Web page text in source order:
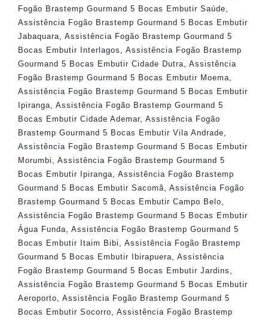
Fogão Brastemp Gourmand 5 Bocas Embutir Saúde
Assistência Fogão Brastemp Gourmand 5 Bocas Embutir
Jabaquara
Assistência Fogão Brastemp Gourmand 5
Bocas Embutir Interlagos
Assistência Fogão Brastemp
Gourmand 5 Bocas Embutir Cidade Dutra
Assistência
Fogão Brastemp Gourmand 5 Bocas Embutir Moema
Assistência Fogão Brastemp Gourmand 5 Bocas Embutir
Ipiranga
Assistência Fogão Brastemp Gourmand 5
Bocas Embutir Cidade Ademar, Assistência Fogão
Brastemp Gourmand 5 Bocas Embutir Vila Andrade
Assistência Fogão Brastemp Gourmand 5 Bocas Embutir
Morumbi
Assistência Fogão Brastemp Gourmand 5
Bocas Embutir Ipiranga
Assistência Fogão Brastemp
Gourmand 5 Bocas Embutir Sacomã
Assistência Fogão
Brastemp Gourmand 5 Bocas Embutir Campo Belo
Assistência Fogão Brastemp Gourmand 5 Bocas Embutir
Água Funda
Assistência Fogão Brastemp Gourmand 5
Bocas Embutir Itaim Bibi
Assistência Fogão Brastemp
Gourmand 5 Bocas Embutir Ibirapuera
Assistência
Fogão Brastemp Gourmand 5 Bocas Embutir Jardins
Assistência Fogão Brastemp Gourmand 5 Bocas Embutir
Aeroporto
Assistência Fogão Brastemp Gourmand 5
Bocas Embutir Socorro
Assistência Fogão Brastemp